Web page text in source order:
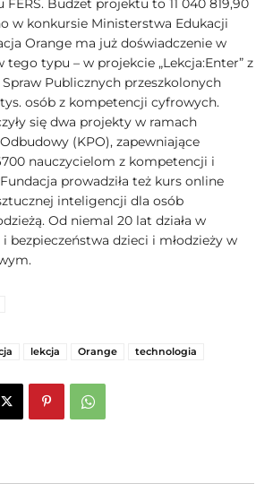
Budżet projektu to 11 040 819,90
w konkursie Ministerstwa Edukacji
Orange ma już doświadczenie w
typu – w projekcie „Lekcja:Enter” z
Publicznych przeszkolonych
osób z kompetencji cyfrowych.
się dwa projekty w ramach
(KPO), zapewniające
nauczycielom z kompetencji i
prowadziła też kurs online
inteligencji dla osób
Od niemal 20 lat działa w
bezpieczeństwa dzieci i młodzieży w
lekcja Orange technologia